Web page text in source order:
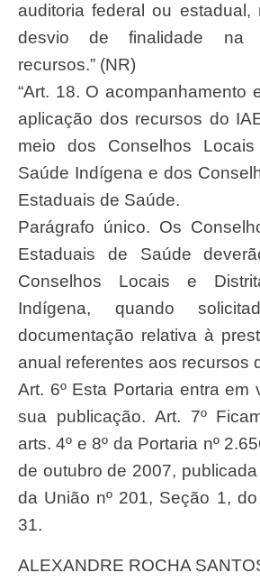
auditoria federal ou estadual,
desvio de finalidade na
recursos.” (NR)
“Art. 18. O acompanhamento
aplicação dos recursos do
meio dos Conselhos
Saúde Indígena e dos
Estaduais de Saúde.
Parágrafo único. Os
Estaduais de Saúde
Conselhos Locais e
Indígena, quando
documentação relativa à
anual referentes aos recursos
Art. 6º Esta Portaria entra em
sua publicação. Art. 7º
arts. 4º e 8º da Portaria nº
de outubro de 2007, publicada
da União nº 201, Seção 1,
31.
ALEXANDRE ROCHA